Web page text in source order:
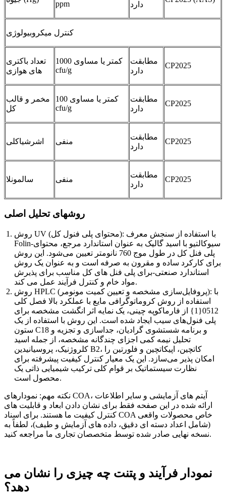
ppm دارد
کنترل میکروبیولوژی
تعداد باکتری
های هوازی
کمتر یا مساوی 1000
cfu/g
مطابقت
دارد
CP2025
مخمر و قالب
کل
کمتر یا مساوی 100
cfu/g
مطابقت
دارد
CP2025
اشرشیاکلی منفی
مطابقت
دارد
CP2025
سالمونلا منفی
مطابقت
دارد
CP2025
روشهای تحلیل اصلی
روش UV (محتوای پلی فنول کل): با استفاده از سنجش معرف
Folin-سیوکالتیو با اسید گالیک به عنوان استاندارد مرجع، محتوای
پلی فنل کل در طول موج 760 نانومتر تعیین می‌شود. این روش
برای کارکرد ساده و مقرون به صرفه است و به عنوان یک روش
استاندارد صنعتی-برای پلی فنل های کل مناسب برای پذیرش
مواد خام و کنترل فرآیند عمل می کند.
روش HPLC (پروفایل‌سازی مشخصه و تعیین کمیت مونومر): با
استفاده از روش کروماتوگرافی مایع با عملکرد بالا فصل کلی
0512{1} از فارماکوپه چینی، یک نمایه اثر انگشت مشخصه برای
پلی فنول‌های سیب ایجاد شده است. این روش با استفاده از یک
ستون C18 و برنامه شستشوی گرادیان، جداسازی و تجزیه و
تحلیل نیمه کمی اجزای چندگانه مشخصه، از جمله اسید
کلروژنیک، پروسیانیدین B2، کاتچین، اپیکاتچین و فلورتین را
امکان پذیر می‌سازد. این یک معیار کنترل کیفیت پیشرفته برای
نظارت سیستماتیک بر قوام کلی ترکیب شیمیایی ذاتی یک
محصول است.
نکته مهم: نمودارهای COA، آیتم های آزمایشی و سایر اطلاعات
ارائه شده در این صفحه فقط برای نشان دادن ابعاد و قابلیت های
کنترل کیفیت ما هستند. برای اسناد COA خاص محصولات واقعی
(شامل اعداد دسته ای دقیق، داده های آزمایش و طیف)، لطفاً به
نسخه نهایی صادر شده توسط متخصصان تجاری ما مراجعه کنید.
نمودار فرآیند و پتنت چه چیزی را نشان می
دهد؟